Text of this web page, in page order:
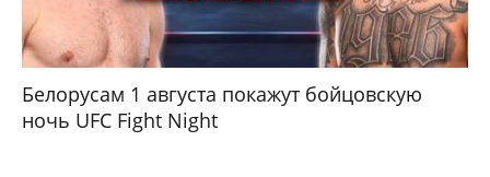
Белорусам 1 августа покажут бойцовскую
ночь UFC Fight Night